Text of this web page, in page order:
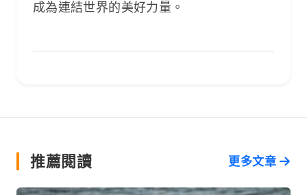
成為連結世界的美好力量。
推薦閱讀 更多文章